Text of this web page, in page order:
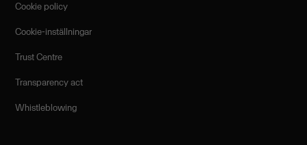
Cookie policy
Cookie-inställningar
Trust Centre
Transparency act
Whistleblowing